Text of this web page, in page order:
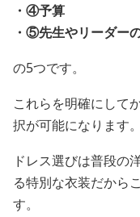
・④予算
・⑤先生やリーダー
の5つです。
これらを明確にして
択が可能になります。
ドレス選びは普段の
る特別な衣装だから
す。